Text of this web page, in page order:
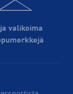
valikoima